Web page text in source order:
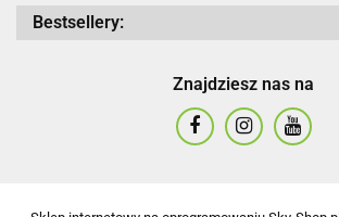
Bestsellery:
Znajdziesz nas na